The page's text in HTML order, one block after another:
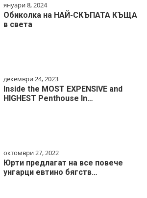
януари 8, 2024
Обиколка на НАЙ-СКЪПАТА КЪЩА
в света
декември 24, 2023
Inside the MOST EXPENSIVE and
HIGHEST Penthouse In…
октомври 27, 2022
Юрти предлагат на все повече
унгарци евтино бягств…